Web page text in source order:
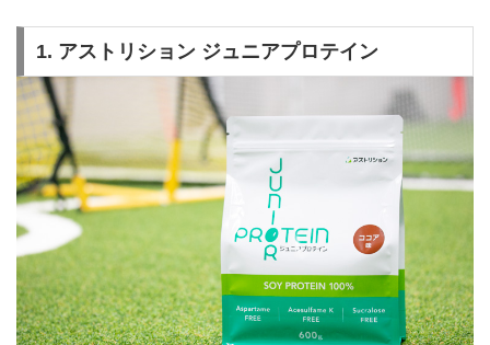
1. アストリション ジュニアプロテイン